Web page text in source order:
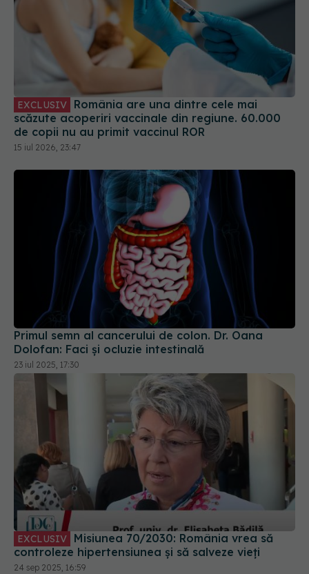
EXCLUSIV
scăzute acoperiri vaccinale din regiune. 60.000
de copii nu au primit vaccinul ROR
15 iul 2026, 23:47
Primul semn al cancerului de colon. Dr. Oana
Dolofan: Faci și ocluzie intestinală
23 iul 2025, 17:30
EXCLUSIV
controleze hipertensiunea și să salveze vieți
24 sep 2025, 16:59